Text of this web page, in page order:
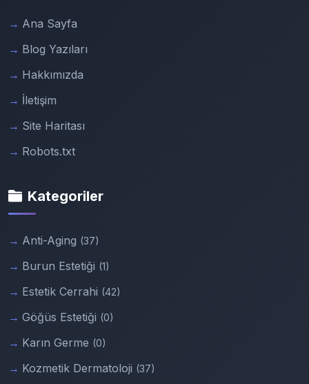
Ana Sayfa
Blog Yazıları
Hakkımızda
İletişim
Site Haritası
Robots.txt
Kategoriler
Anti-Aging (37)
Burun Estetiği (1)
Estetik Cerrahi (42)
Göğüs Estetiği (0)
Karın Germe (0)
Kozmetik Dermatoloji (37)